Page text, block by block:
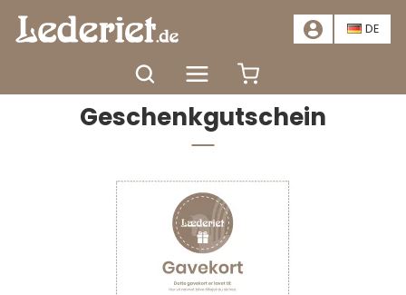
ANGEBOT – SPAREN SIE MINDESTENS 20 %. HIER KLICKEN📣
DE
Geschenkgutschein
Geschenkgutschein